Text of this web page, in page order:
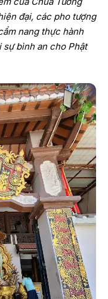
đại, các pho tượng
nang thực hành
sự bình an cho Phật